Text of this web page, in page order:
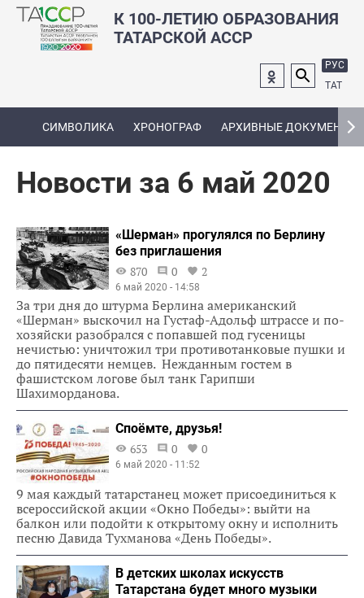
К 100-ЛЕТИЮ ОБРАЗОВАНИЯ
ТАТАРСКОЙ АССР
РУС
ТАТ
СИМВОЛИКА ХРОНОГРАФ АРХИВНЫЕ ДОКУМЕНТЫ
Новости за 6 май 2020
«Шерман» прогулялся по Берлину
без приглашения
870
0 2
6 май 2020 - 14:58
За три дня до штурма Берлина американский
«Шерман» выскочил на Густаф-Адольф штрассе и по-
хозяйски разобрался с попавшей под гусеницы
нечистью: уничтожил три противотанковые пушки и
до пятидесяти немцев. Нежданным гостем в
фашистском логове был танк Гарипши
Шахиморданова.
Споёмте, друзья!
653
0 0
6 май 2020 - 11:52
9 мая каждый татарстанец может присоединиться к
всероссийской акции «Окно Победы»: выйти на
балкон или подойти к открытому окну и исполнить
песню Давида Тухманова «День Победы».
В детских школах искусств
Татарстана будет много музыки